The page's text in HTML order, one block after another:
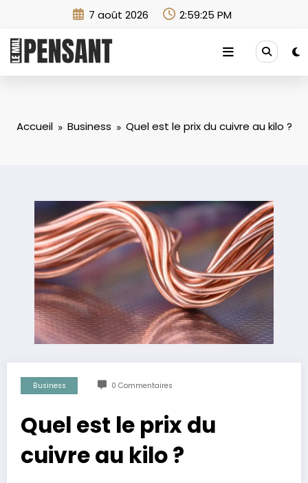
7 août 2026 2:59:27 PM
Accueil Business Quel est le prix du cuivre au kilo ?
Business 0 Commentaires
Quel est le prix du
cuivre au kilo ?